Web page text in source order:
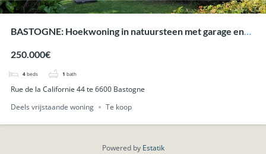
BASTOGNE: Hoekwoning in natuursteen met garage en
250.000€
4 beds 1 bath
Rue de la Californie 44 te 6600 Bastogne
Deels vrijstaande woning
Te koop
Powered by Estatik